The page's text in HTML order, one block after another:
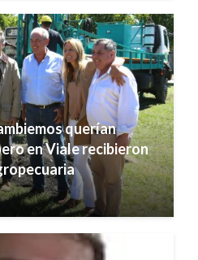
querían
en Viale recibieron